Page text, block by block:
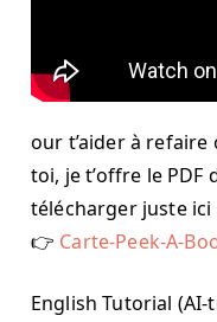
our t’aider à
toi, je t’offre le
télécharger juste ici
👉 Carte-Peek-A-
English Tutorial